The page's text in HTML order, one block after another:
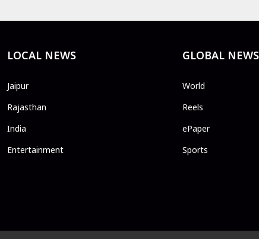
LOCAL NEWS
Jaipur
Rajasthan
India
Entertainment
GLOBAL NEWS
World
Reels
ePaper
Sports